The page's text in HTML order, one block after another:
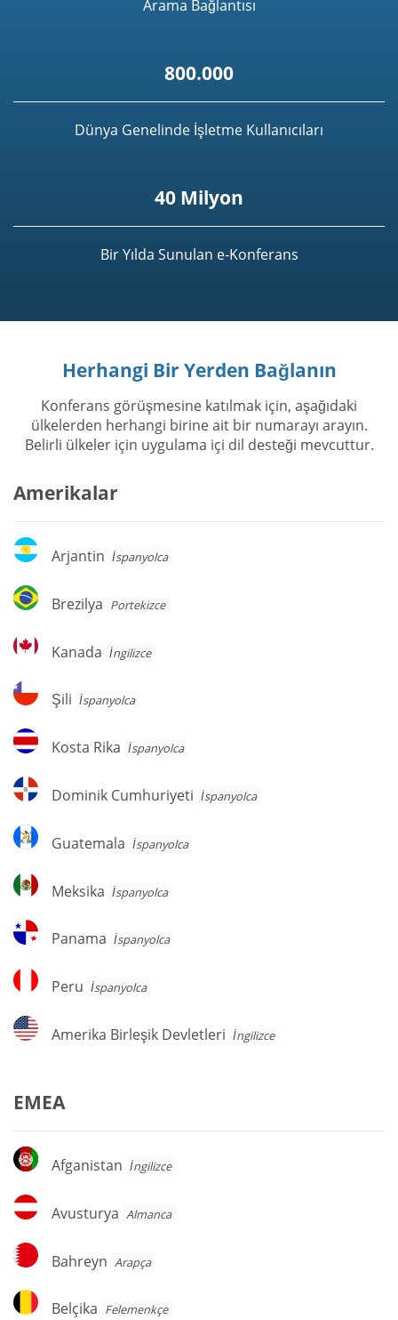
Arama Bağlantısı
800.000
Dünya Genelinde İşletme Kullanıcıları
40 Milyon
Bir Yılda Sunulan e-Konferans
Herhangi Bir Yerden Bağlanın
Konferans görüşmesine katılmak için, aşağıdaki
ülkelerden herhangi birine ait bir numarayı arayın.
Belirli ülkeler için uygulama içi dil desteği mevcuttur.
Amerikalar
Arjantin
Arjantin İspanyolca
Brezilya
Brezilya Portekizce
Kanada
Kanada İngilizce
Şili
Şili İspanyolca
Kosta
Rika
Kosta Rika İspanyolca
Dominik
Cumhuriyeti
Dominik Cumhuriyeti İspanyolca
Guatemala
Guatemala İspanyolca
Meksika
Meksika İspanyolca
Panama
Panama İspanyolca
Peru
Peru İspanyolca
Amerika
Birleşik
Amerika Birleşik Devletleri İngilizce
EMEA
Afganistan
Afganistan İngilizce
Avusturya
Avusturya Almanca
Bahreyn
Bahreyn Arapça
Belçika
Belçika Felemenkçe